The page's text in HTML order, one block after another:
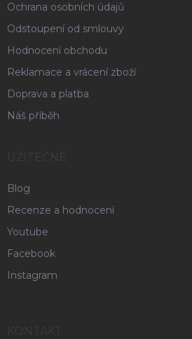
Ochrana osobních údajů
Odstoupení od smlouvy
Hodnocení obchodu
Reklamace a vrácení zboží
Doprava a platba
Náš příběh
UŽITEČNÉ
Blog
Recenze a hodnocení
Youtube
Facebook
Instagram
KONTAKT